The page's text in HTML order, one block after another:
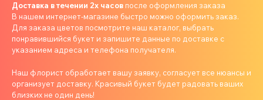
Доставка в течении 2х часов после оформления заказа
В нашем интернет-магазине быстро можно оформить заказ.
Для заказа цветов посмотрите наш каталог, выбрать
понравившийся букет и запишите данные по доставке с
указанием адреса и телефона получателя.
Наш флорист обработает вашу заявку, согласует все нюансы и
организует доставку. Красивый букет будет радовать ваших
близких не один день!